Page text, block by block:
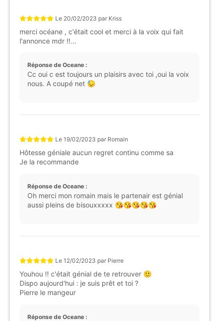
Le 20/02/2023 par Kriss
merci océane , c'était cool et merci à la voix qui fait
l'annonce mdr !!...
Réponse de Oceane :
Cc oui c est toujours un plaisirs avec toi ,oui la voix
nous. A coupé net 😓
Le 19/02/2023 par Romain
Hôtesse géniale aucun regret continu comme sa
Je la recommande
Réponse de Oceane :
Oh merci mon romain mais le partenair est génial
aussi pleins de bisouxxxxx 😘😘😘😘😘
Le 12/02/2023 par Pierre
Youhou !! c'était génial de te retrouver 🙂
Dispo aujourd'hui : je suis prêt et toi ?
Pierre le mangeur
Réponse de Oceane :